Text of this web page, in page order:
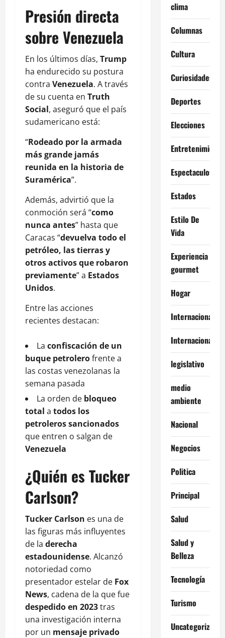
Presión directa
sobre Venezuela
En los últimos días, Trump
ha endurecido su postura
contra Venezuela. A través
de su cuenta en Truth
Social, aseguró que el país
sudamericano está:
“Rodeado por la armada
más grande jamás
reunida en la historia de
Suramérica”.
Además, advirtió que la
conmoción será “como
nunca antes” hasta que
Caracas “devuelva todo el
petróleo, las tierras y
otros activos que robaron
previamente” a Estados
Unidos.
Entre las acciones
recientes destacan:
La confiscación de un
buque petrolerofrente a
las costas venezolanas la
semana pasada
La orden de bloqueo
total a todos los
petroleros sancionados
que entren o salgan de
Venezuela
¿Quién es Tucker
Carlson?
Tucker Carlson es una de
las figuras más influyentes
de la derecha
estadounidense. Alcanzó
notoriedad como
presentador estelar de Fox
News, cadena de la que fue
despedido en 2023tras
una investigación interna
por un mensaje privado
clima
Columnas
Cultura
Curiosidades
Deportes
Elecciones
Entretenimiento
Espectaculos
Estados
Estilo De
Vida
Experiencia
gourmet
Hogar
Internacional
Internacionales
legislativo
medio
ambiente
Nacional
Negocios
Politica
Principal
Salud
Salud y
Belleza
Tecnología
Turismo
Uncategorized